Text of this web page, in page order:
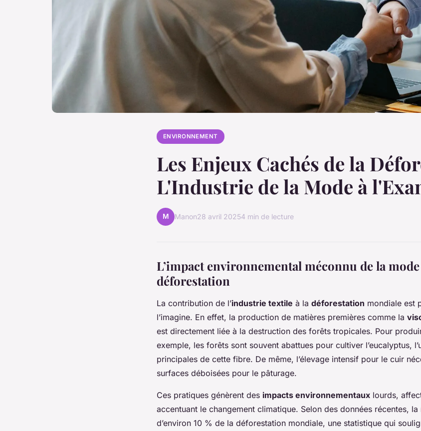
ENVIRONNEMENT
Les Enjeux Cachés de la
L'Industrie de la Mode à
M Manon28 avril 20254 min de lecture
L’impact environnemental méconnu de la
déforestation
La contribution de l’industrie textile à la déforestation mondiale est
l’imagine. En effet, la production de matières premières comme la
est directement liée à la destruction des forêts tropicales. Pour
exemple, les forêts sont souvent abattues pour cultiver l’eucalyptus,
principales de cette fibre. De même, l’élevage intensif pour le cuir
surfaces déboisées pour le pâturage.
Ces pratiques génèrent des impacts environnementaux lourds,
accentuant le changement climatique. Selon des données récentes,
d’environ 10 % de la déforestation mondiale, une statistique qui